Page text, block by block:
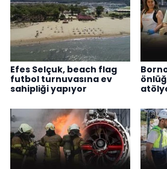
Efes Selçuk, beach flag
futbol turnuvasına ev
sahipliği yapıyor